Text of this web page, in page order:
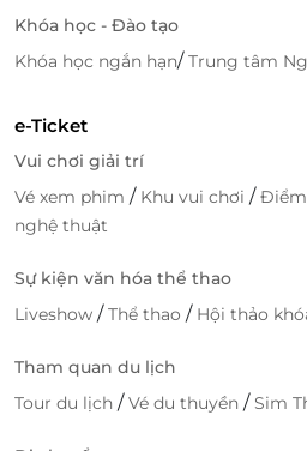
Khóa học - Đào tạo
Khóa học ngắn hạn/Trung tâm
e-Ticket
Vui chơi giải trí
Vé xem phim / Khu vui chơi /
nghệ thuật
Sự kiện văn hóa thể thao
Liveshow /Thể thao / Hội thảo
Tham quan du lịch
Tour du lịch /Vé du thuyền /Sim